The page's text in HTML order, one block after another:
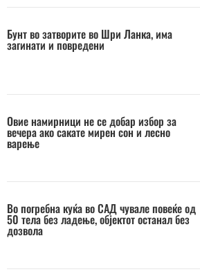
Бунт во затворите во Шри Ланка, има
загинати и повредени
Овие намирници не се добар избор за
вечера ако сакате мирен сон и лесно
варење
Во погребна куќа во САД чувале повеќе од
50 тела без ладење, објектот останал без
дозвола